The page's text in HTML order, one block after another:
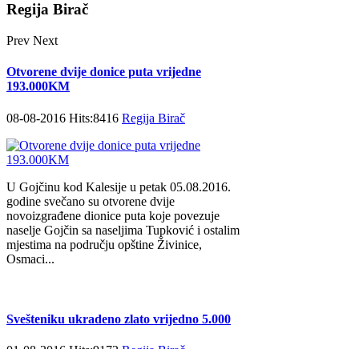
Regija Birač
Prev Next
Otvorene dvije donice puta vrijedne
193.000KM
08-08-2016 Hits:8416 Regija Birač
U Gojčinu kod Kalesije u petak 05.08.2016.
godine svečano su otvorene dvije
novoizgrađene dionice puta koje povezuje
naselje Gojčin sa naseljima Tupković i ostalim
mjestima na području opštine Živinice,
Osmaci...
Svešteniku ukradeno zlato vrijedno 5.000